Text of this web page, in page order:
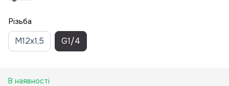
Різьба
M12x1,5 G1/4
В наявності